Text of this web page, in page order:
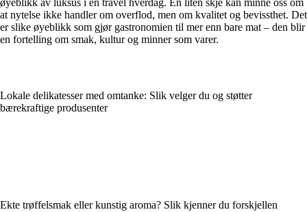
at nytelse ikke handler om overflod, men om kvalitet og bevissthet. Det
er slike øyeblikk som gjør gastronomien til mer enn bare mat – den blir
en fortelling om smak, kultur og minner som varer.
Lokale delikatesser med omtanke: Slik velger du og støtter
bærekraftige produsenter
Ekte trøffelsmak eller kunstig aroma? Slik kjenner du forskjellen